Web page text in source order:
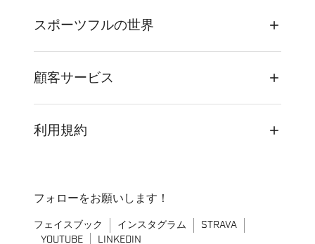
スポーツフルの世界
顧客サービス
利用規約
フォローをお願いします！
フェイスブック インスタグラム
STRAVA
YOUTUBE
LINKEDIN